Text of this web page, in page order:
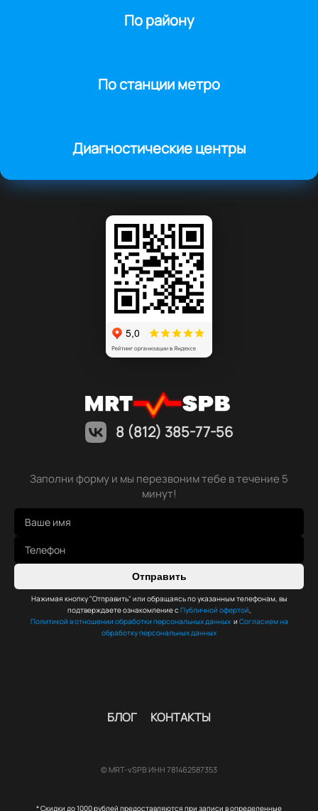
По району
По станции метро
Диагностические центры
8 (812) 385-77-56
Заполни форму и мы перезвоним тебе в течение 5
минут!
Отправить
Нажимая кнопку "Отправить" или обращаясь по указанным телефонам, вы
подтверждаете ознакомление с Публичной офертой,
Политикой в отношении обработки персональных данных и Согласием на
обработку персональных данных
БЛОГ КОНТАКТЫ
© MRT-vSPB ИНН 781462587353
* Скидки до 1000 рублей предоставляются при записи в определенные